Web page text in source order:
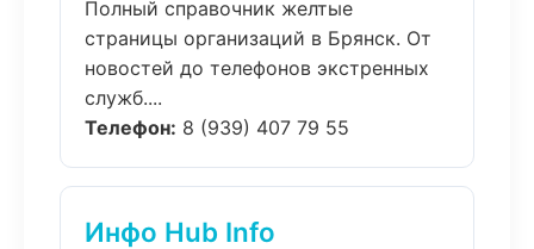
Полный справочник желтые
страницы организаций в Брянск. От
новостей до телефонов экстренных
служб....
Телефон: 8 (939) 407 79 55
Инфо Hub Info